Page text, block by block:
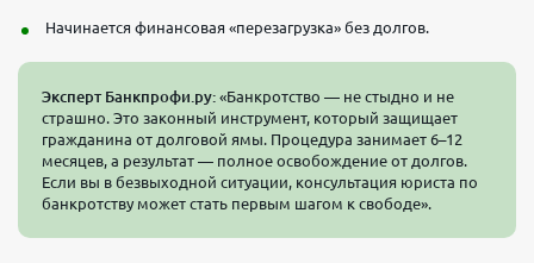
Начинается финансовая «перезагрузка» без долгов.
Эксперт Банкпрофи.ру: «Банкротство — не стыдно и не
страшно. Это законный инструмент, который защищает
гражданина от долговой ямы. Процедура занимает 6–12
месяцев, а результат — полное освобождение от долгов.
Если вы в безвыходной ситуации, консультация юриста по
банкротству может стать первым шагом к свободе».